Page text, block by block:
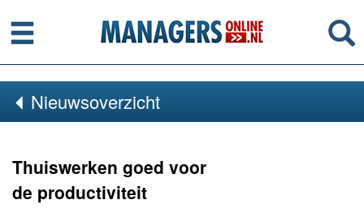
Menu
Nieuwsoverzicht
Thuiswerken goed voor
de productiviteit